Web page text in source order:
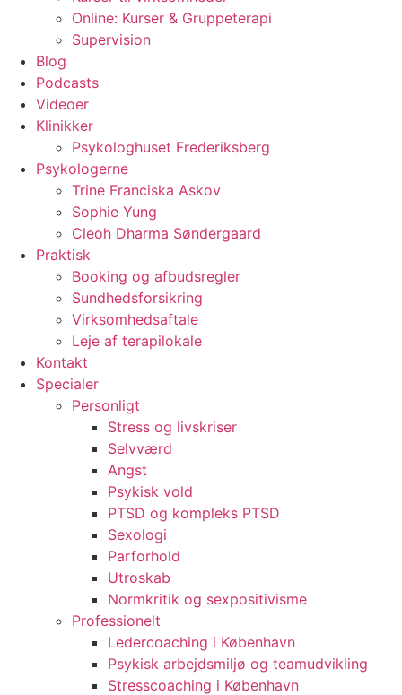
Online: Kurser & Gruppeterapi
Supervision
Blog
Podcasts
Videoer
Klinikker
Psykologhuset Frederiksberg
Psykologerne
Trine Franciska Askov
Sophie Yung
Cleoh Dharma Søndergaard
Praktisk
Booking og afbudsregler
Sundhedsforsikring
Virksomhedsaftale
Leje af terapilokale
Kontakt
Specialer
Personligt
Stress og livskriser
Selvværd
Angst
Psykisk vold
PTSD og kompleks PTSD
Sexologi
Parforhold
Utroskab
Normkritik og sexpositivisme
Professionelt
Ledercoaching i København
Psykisk arbejdsmiljø og teamudvikling
Stresscoaching i København